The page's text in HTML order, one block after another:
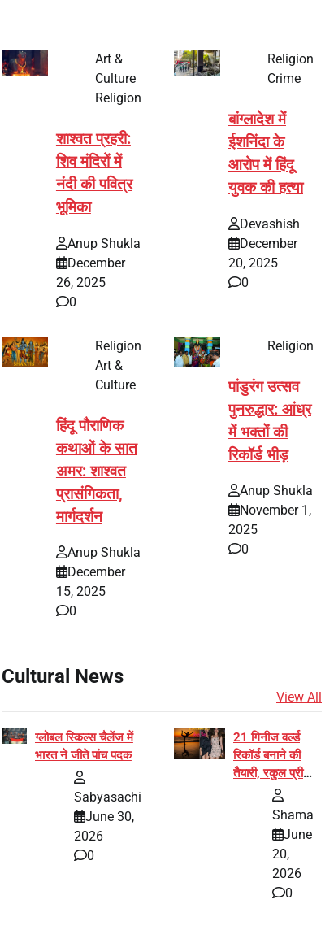
Art &
Culture
Religion
शाश्वत प्रहरी:
शिव मंदिरों में
नंदी की पवित्र
भूमिका
Anup Shukla
December
26, 2025
0
Religion
Crime
बांग्लादेश में
ईशनिंदा के
आरोप में हिंदू
युवक की हत्या
Devashish
December
20, 2025
0
Religion
Art &
Culture
हिंदू पौराणिक
कथाओं के सात
अमर: शाश्वत
प्रासंगिकता,
मार्गदर्शन
Anup Shukla
December
15, 2025
0
Religion
पांडुरंग उत्सव
पुनरुद्धार: आंध्र
में भक्तों की
रिकॉर्ड भीड़
Anup Shukla
November 1,
2025
0
Cultural News
View All
ग्लोबल स्किल्स चैलेंज में
भारत ने जीते पांच पदक
Sabyasachi
June 30,
2026
0
21 गिनीज वर्ल्ड
रिकॉर्ड बनाने की
तैयारी, रकुल प्रीत
जायसवाल बनीं योग
अभियान का हिस्सा
Shama
June
20,
2026
0